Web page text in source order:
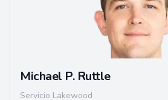
Michael P. Ruttle
Servicio Lakewood